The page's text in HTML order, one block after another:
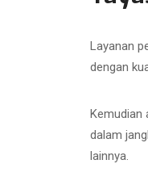
Layanan
dengan
Kemudian
dalam
lainnya.